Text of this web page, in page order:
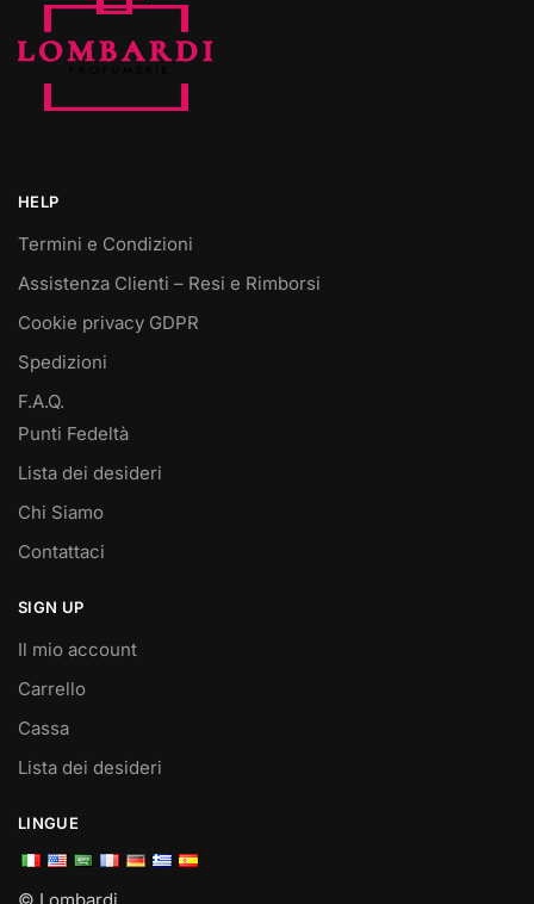
HELP
Termini e Condizioni
Assistenza Clienti – Resi e Rimborsi
Cookie privacy GDPR
Spedizioni
F.A.Q.
Punti Fedeltà
Lista dei desideri
Chi Siamo
Contattaci
SIGN UP
Il mio account
Carrello
Cassa
Lista dei desideri
LINGUE